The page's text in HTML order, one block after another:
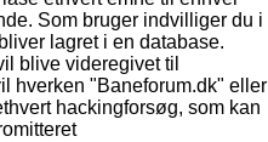
Som bruger indvilliger du i
lagret i en database.
blive videregivet til
hverken "Baneforum.dk" eller
hackingforsøg, som kan